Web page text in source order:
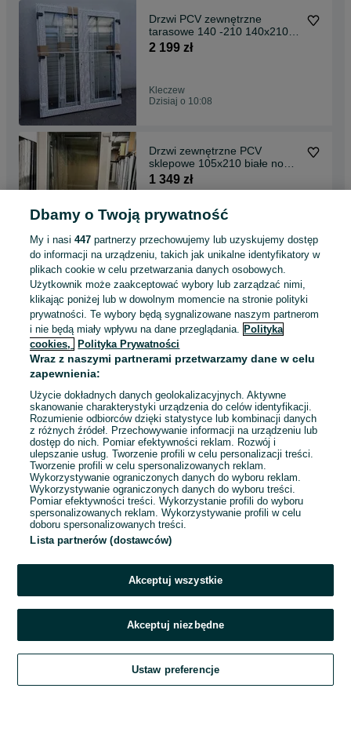
Drzwi PCV zewnętrzne
tarasowe 140 -210 140x210
białe z słupkiem ruch
2 199 zł
Kleczew
Dzisiaj o 10:08
Drzwi zewnętrzne PCV
sklepowe 105x210 białe nowe
TRANSPORT CAŁA POLSKA
1 349 zł
Mława
Drzwi zewnętrzne sklepowe
105x210 biurowe
magazynowe tarasowe NOWE
pvc
1 349 zł
Biały Bór
Odświeżono dzisiaj o 10:02
1 2 3 ... 16
Zadzwoń / SMS
Szukaj Obserwujesz Dodaj Czat Konto
Dbamy o Twoją prywatność
My i nasi447 partnerzy przechowujemy lub uzyskujemy dostęp
do informacji na urządzeniu, takich jak unikalne identyfikatory w
plikach cookie w celu przetwarzania danych osobowych.
Użytkownik może zaakceptować wybory lub zarządzać nimi,
klikając poniżej lub w dowolnym momencie na stronie polityki
prywatności. Te wybory będą sygnalizowane naszym partnerom
i nie będą miały wpływu na dane przeglądania. Polityka
cookies,
Polityka Prywatności
Wraz z naszymi partnerami przetwarzamy dane w celu
zapewnienia:
Użycie dokładnych danych geolokalizacyjnych. Aktywne
skanowanie charakterystyki urządzenia do celów identyfikacji.
Rozumienie odbiorców dzięki statystyce lub kombinacji danych
z różnych źródeł. Przechowywanie informacji na urządzeniu lub
dostęp do nich. Pomiar efektywności reklam. Rozwój i
ulepszanie usług. Tworzenie profili w celu personalizacji treści.
Tworzenie profili w celu spersonalizowanych reklam.
Wykorzystywanie ograniczonych danych do wyboru reklam.
Wykorzystywanie ograniczonych danych do wyboru treści.
Pomiar efektywności treści. Wykorzystanie profili do wyboru
spersonalizowanych reklam. Wykorzystywanie profili w celu
doboru spersonalizowanych treści.
Lista partnerów (dostawców)
Akceptuj wszystkie
Akceptuj niezbędne
Ustaw preferencje